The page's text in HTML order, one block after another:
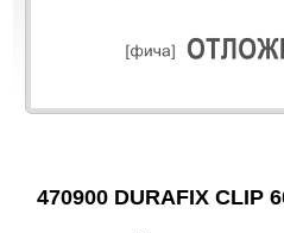
470900 DURAFIX CLIP